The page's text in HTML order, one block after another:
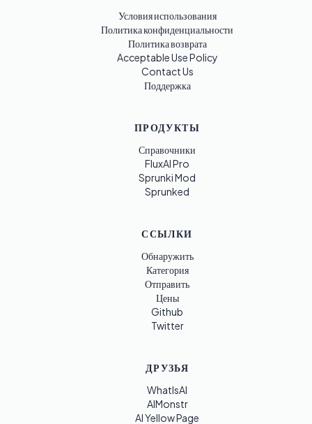
Условия использования
Политика конфиденциальности
Политика возврата
Acceptable Use Policy
Contact Us
Поддержка
ПРОДУКТЫ
Справочники
FluxAI Pro
Sprunki Mod
Sprunked
ССЫЛКИ
Обнаружить
Категория
Отправить
Цены
Github
Twitter
ДРУЗЬЯ
WhatIsAI
AIMonstr
AI Yellow Page